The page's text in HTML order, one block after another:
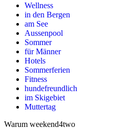
Wellness
in den Bergen
am See
Aussenpool
Sommer
für Männer
Hotels
Sommerferien
Fitness
hundefreundlich
im Skigebiet
Muttertag
Warum weekend4two